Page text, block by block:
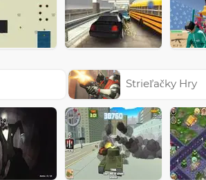
Strieľačky Hry